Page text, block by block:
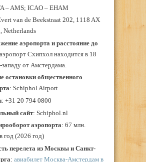
– AMS; ICAO – EHAM
van de Beekstraat 202, 1118 AX
Netherlands
аэропорта и расстояние до
Схипхол находится в 18
от Амстердама.
остановки общественного
: Schiphol Airport
: +31 20 794 0800
сайт: Schiphol.nl
аэропорта: 67 млн.
год (2026 год)
перелета из Москвы и Санкт-
: авиабилет Москва-Амстердам в